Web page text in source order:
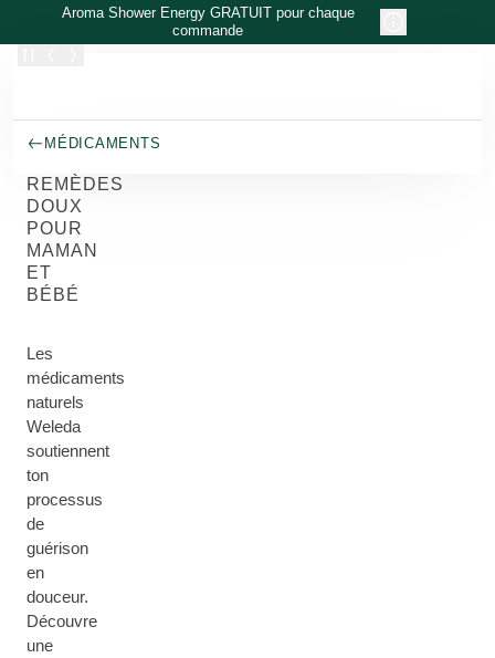
Allez au contenu principal
Aroma Shower Energy GRATUIT pour chaque
commande
MÉDICAMENTS
REMÈDES
DOUX
POUR
MAMAN
ET
BÉBÉ
Les
médicaments
naturels
Weleda
soutiennent
ton
processus
de
guérison
en
douceur.
Découvre
une